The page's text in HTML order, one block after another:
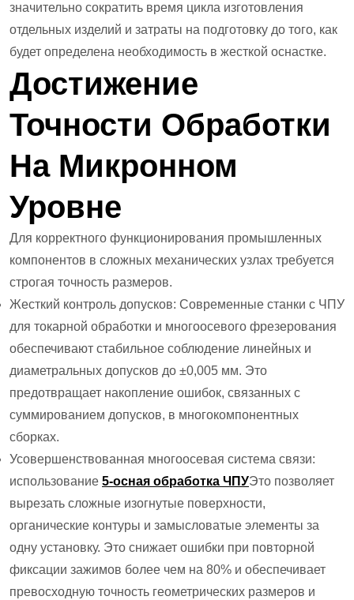
значительно сократить время цикла изготовления
отдельных изделий и затраты на подготовку до того, как
будет определена необходимость в жесткой оснастке.
Достижение
Точности Обработки
На Микронном
Уровне
Для корректного функционирования промышленных
компонентов в сложных механических узлах требуется
строгая точность размеров.
Жесткий контроль допусков: Современные станки с ЧПУ
для токарной обработки и многоосевого фрезерования
обеспечивают стабильное соблюдение линейных и
диаметральных допусков до ±0,005 мм. Это
предотвращает накопление ошибок, связанных с
суммированием допусков, в многокомпонентных
сборках.
Усовершенствованная многоосевая система связи:
использование 5-осная обработка ЧПУЭто позволяет
вырезать сложные изогнутые поверхности,
органические контуры и замысловатые элементы за
одну установку. Это снижает ошибки при повторной
фиксации зажимов более чем на 80% и обеспечивает
превосходную точность геометрических размеров и